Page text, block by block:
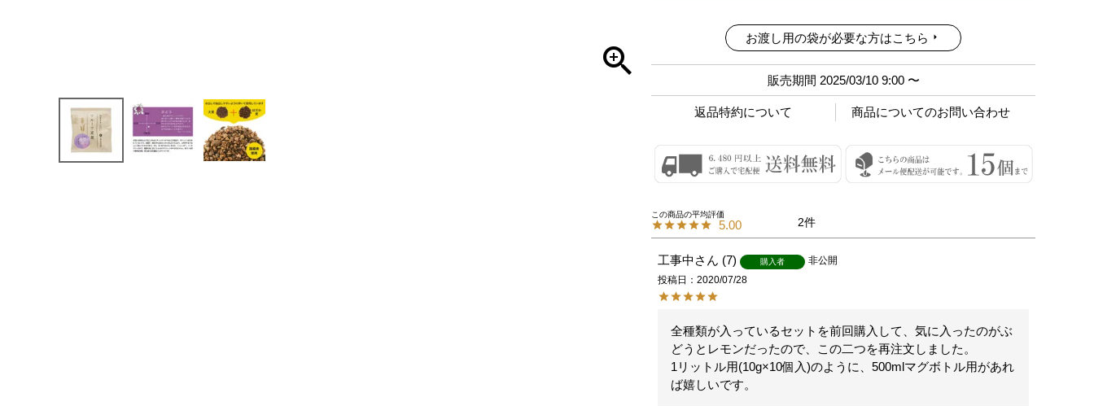
お渡し用の袋が必要な方はこちら
販売期間 2025/03/10 9:00 〜
返品特約について 商品についてのお問い合わせ
5.00 2
工事中 7 購入者
非公開
投稿日
2020/07/28
全種類が入っているセットを前回購入して、気に入ったのがぶ
どうとレモンだったので、この二つを再注文しました。
1リットル用(10g×10個入)のように、500mlマグボトル用があれ
ば嬉しいです。